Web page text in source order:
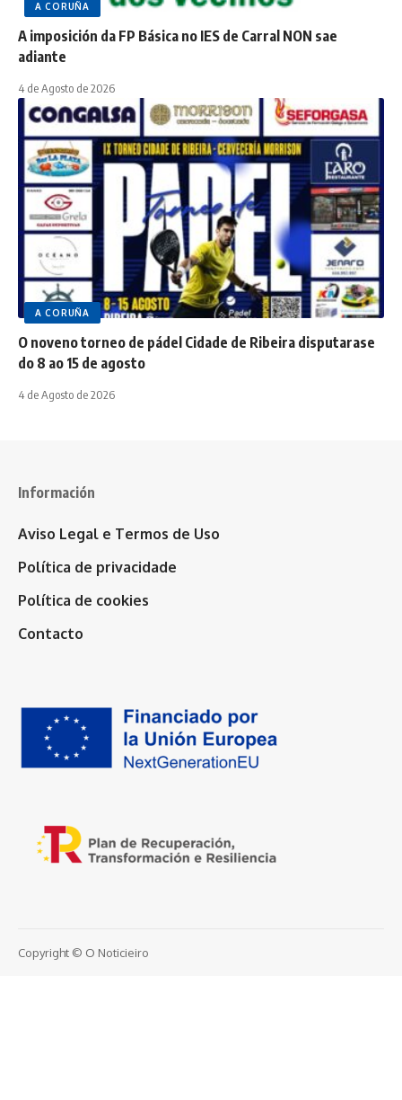
A CORUÑA
A imposición da FP Básica no IES de Carral NON sae
adiante
4 de Agosto de 2026
A CORUÑA
O noveno torneo de pádel Cidade de Ribeira disputarase
do 8 ao 15 de agosto
4 de Agosto de 2026
Información
Aviso Legal e Termos de Uso
Política de privacidade
Política de cookies
Contacto
Copyright © O Noticieiro